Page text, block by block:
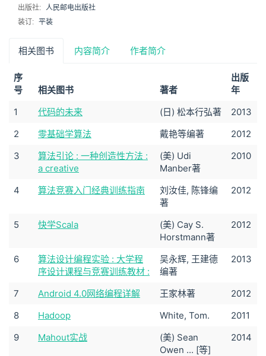
出版社: 人民邮电出版社
装订: 平装
相关图书 内容简介 作者简介
序
号
相关图书 著者
出版
年
1
代码的未来 (日) 松本行弘著
2013
2
零基础学算法 戴艳等编著
2012
3
算法引论 : 一种创造性方法 :
a creative
(美) Udi
Manber著
2010
4 算法竞赛入门经典训练指南
刘汝佳, 陈锋编
著
2012
5 快学Scala
(美) Cay S.
Horstmann著
2012
6
算法设计编程实验 : 大学程
序设计课程与竞赛训练教材 :
吴永辉, 王建德
编著
2013
7 Android 4.0网络编程详解 王家林著
2012
8
Hadoop White, Tom.
2011
9
Mahout实战
(美) Sean
Owen ... [等]
2014